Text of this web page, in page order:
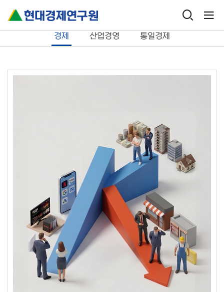
연구보고서
경제 산업경영 통일경제